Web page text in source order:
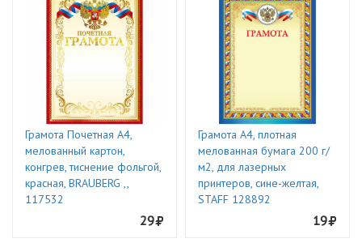
Грамота Почетная А4,
мелованный картон,
конгрев, тиснение фольгой,
красная, BRAUBERG ,,
117532
29
Грамота А4, плотная
мелованная бумага 200 г/
м2, для лазерных
принтеров, сине-желтая,
STAFF 128892
19